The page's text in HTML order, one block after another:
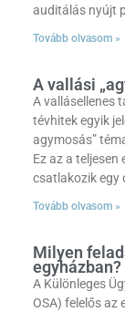
auditálás nyújt
Tovább olvasom »
A vallási
A vallásellenes
tévhitek egyik
agymosás”
Ez az a teljesen
csatlakozik egy
Tovább olvasom »
Milyen
egyházban?
A Különleges
OSA) felelős az